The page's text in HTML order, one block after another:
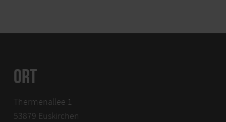
ORT
Thermenallee 1
53879 Euskirchen